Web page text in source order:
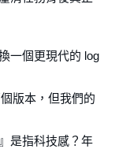
一個更現代的 log
版本，但我們的
是指科技感？年